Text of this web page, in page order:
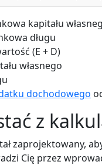
kapitału
długu
(E + D)
własnego
dochodowego
z
zaprojektowany,
Cię przez